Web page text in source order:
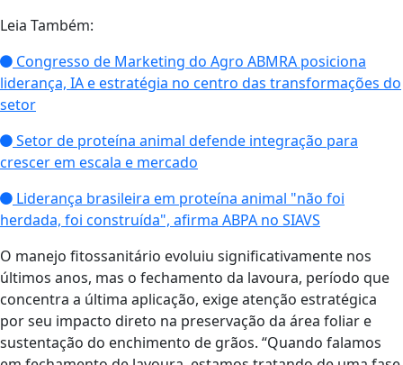
Leia Também:
Congresso de Marketing do Agro ABMRA posiciona
liderança, IA e estratégia no centro das transformações do
setor
Setor de proteína animal defende integração para
crescer em escala e mercado
Liderança brasileira em proteína animal "não foi
herdada, foi construída", afirma ABPA no SIAVS
O manejo fitossanitário evoluiu significativamente nos
últimos anos, mas o fechamento da lavoura, período que
concentra a última aplicação, exige atenção estratégica
por seu impacto direto na preservação da área foliar e
sustentação do enchimento de grãos. “Quando falamos